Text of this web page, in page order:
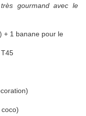
gourmand avec le
+ 1 banane pour le